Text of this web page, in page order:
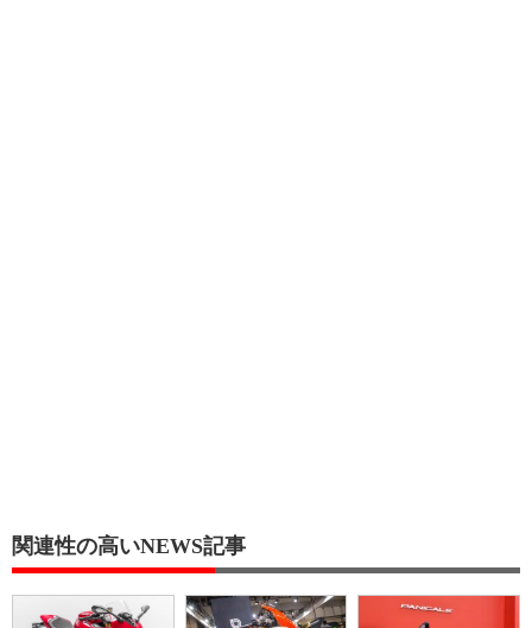
関連性の高いNEWS記事